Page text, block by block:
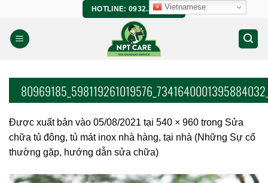
nội
dung
HOTLINE: 0932.266.458
Được xuất bản vào 05/08/2021 tại 540 × 960 trong Sửa
chữa tủ đông, tủ mát inox nhà hàng, tại nhà (Những Sự cố
thường gặp, hướng dẫn sửa chữa)
Vietnamese